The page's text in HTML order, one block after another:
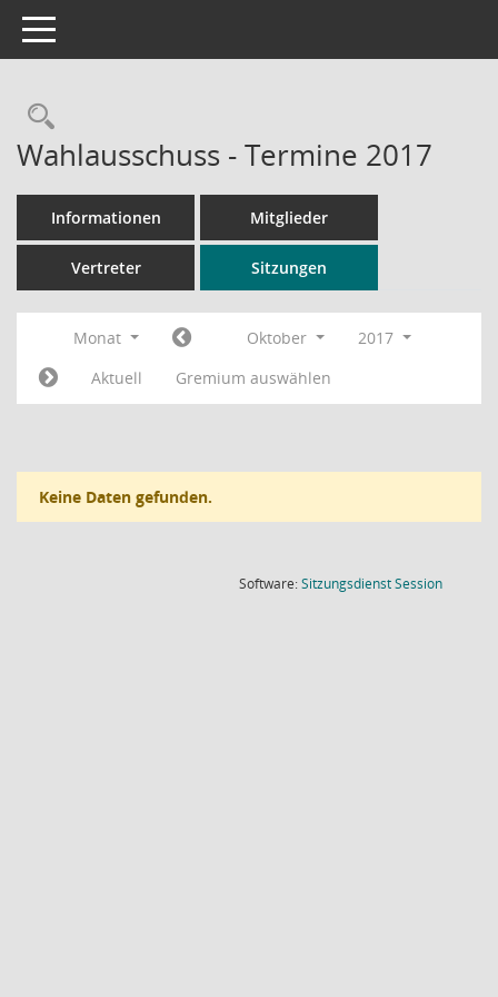
Toggle navigation
Rechercheauswahl
Wahlausschuss - Termine 2017
Informationen Mitglieder
Vertreter Sitzungen
Monat Oktober
2017
Aktuell
Gremium auswählen
Keine Daten gefunden.
Software:SitzungsdienstSession(Wird in